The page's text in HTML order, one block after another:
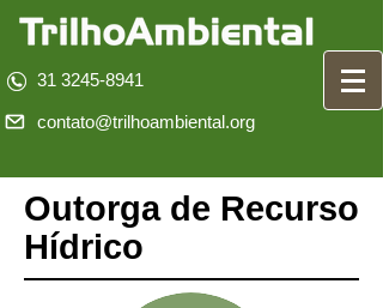
31 3245-8941
contato@trilhoambiental.org
Outorga de Recurso
Hídrico